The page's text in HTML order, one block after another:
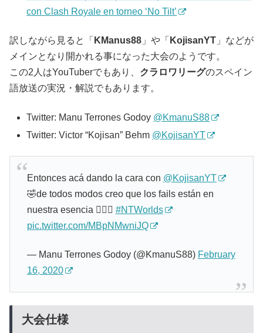
con Clash Royale en torneo ‘No Tilt’
訳しながら見ると「 KManus88 」や「 KojisanYT 」などが
メインとなり開かれる事になった大会のようです。
この2人はYouTuberでもあり、 クラロワリーグのスペイン
語放送の実況・解説でもあります。
Twitter: Manu Terrones Godoy @KmanuS88
Twitter: Victor “Kojisan” Behm @KojisanYT
Entonces acá dando la cara con @KojisanYT
🤣de todos modos creo que los fails están en
nuestra esencia 🤷🏼‍♂️ #NTWorlds
pic.twitter.com/MBpNMwniJQ
— Manu Terrones Godoy (@KmanuS88) February
16, 2020
大会仕様